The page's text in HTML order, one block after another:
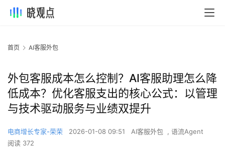
首页 AI客服外包
外包客服成本怎么控制？AI客服助理怎么降
低成本？优化客服支出的核心公式：以管理
与技术驱动服务与业绩双提升
电商增长专家-荣荣 2026-01-08 09:51 AI客服外包 , 语流Agent
阅读 372